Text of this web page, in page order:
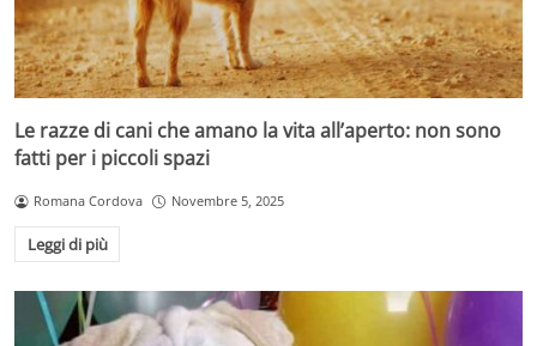
Le razze di cani che amano la vita all’aperto: non sono
fatti per i piccoli spazi
Romana Cordova Novembre 5, 2025
Leggi di più